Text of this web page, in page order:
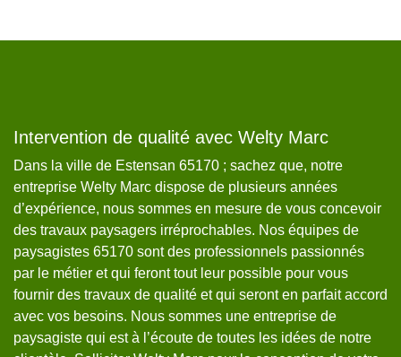
Intervention de qualité avec Welty Marc
Dans la ville de Estensan 65170 ; sachez que, notre
entreprise Welty Marc dispose de plusieurs années
d’expérience, nous sommes en mesure de vous concevoir
des travaux paysagers irréprochables. Nos équipes de
paysagistes 65170 sont des professionnels passionnés
par le métier et qui feront tout leur possible pour vous
fournir des travaux de qualité et qui seront en parfait accord
avec vos besoins. Nous sommes une entreprise de
paysagiste qui est à l’écoute de toutes les idées de notre